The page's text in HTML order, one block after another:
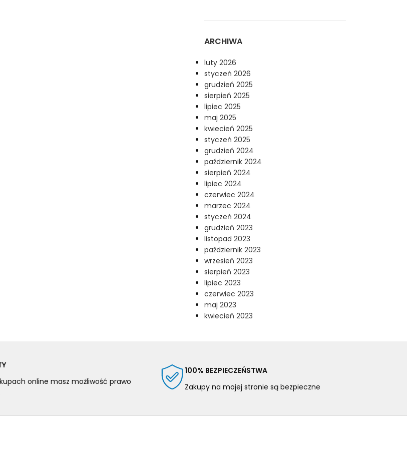
ARCHIWA
luty 2026
styczeń 2026
grudzień 2025
sierpień 2025
lipiec 2025
maj 2025
kwiecień 2025
styczeń 2025
grudzień 2024
październik 2024
sierpień 2024
lipiec 2024
czerwiec 2024
marzec 2024
styczeń 2024
grudzień 2023
listopad 2023
październik 2023
wrzesień 2023
sierpień 2023
lipiec 2023
czerwiec 2023
maj 2023
kwiecień 2023
online masz możliwość prawo
100% BEZPIECZEŃSTWA
Zakupy na mojej stronie są bezpieczne